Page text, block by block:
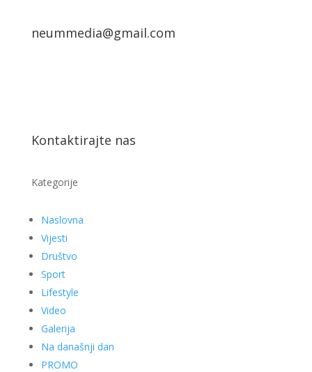
neummedia@gmail.com
Kontaktirajte nas
Kategorije
Naslovna
Vijesti
Društvo
Sport
Lifestyle
Video
Galerija
Na današnji dan
PROMO